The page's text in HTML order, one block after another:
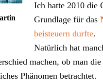
Ich hatte 2010 die
Grundlage für das
beisteuern durfte.
Natürlich hat
machen, ob man
Phänomen betrachtet.